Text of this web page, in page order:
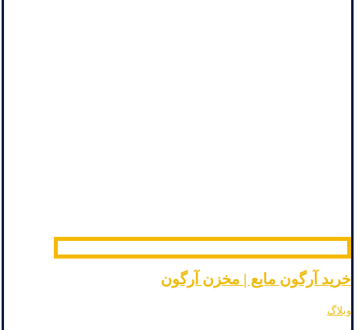
خرید آرگون مایع | مخزن آرگون
وبلاگ